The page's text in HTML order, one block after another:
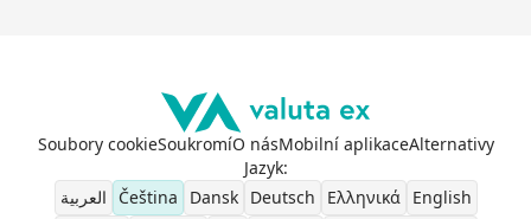
Soubory cookieSoukromíO násMobilní aplikaceAlternativy
Jazyk:
العربية
Čeština Dansk Deutsch Ελληνικά English